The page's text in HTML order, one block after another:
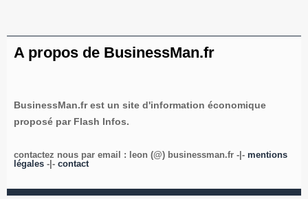
A propos de BusinessMan.fr
BusinessMan.fr est un site d'information économique
proposé par Flash Infos.
contactez nous par email : leon (@) businessman.fr -|- mentions
légales -|- contact